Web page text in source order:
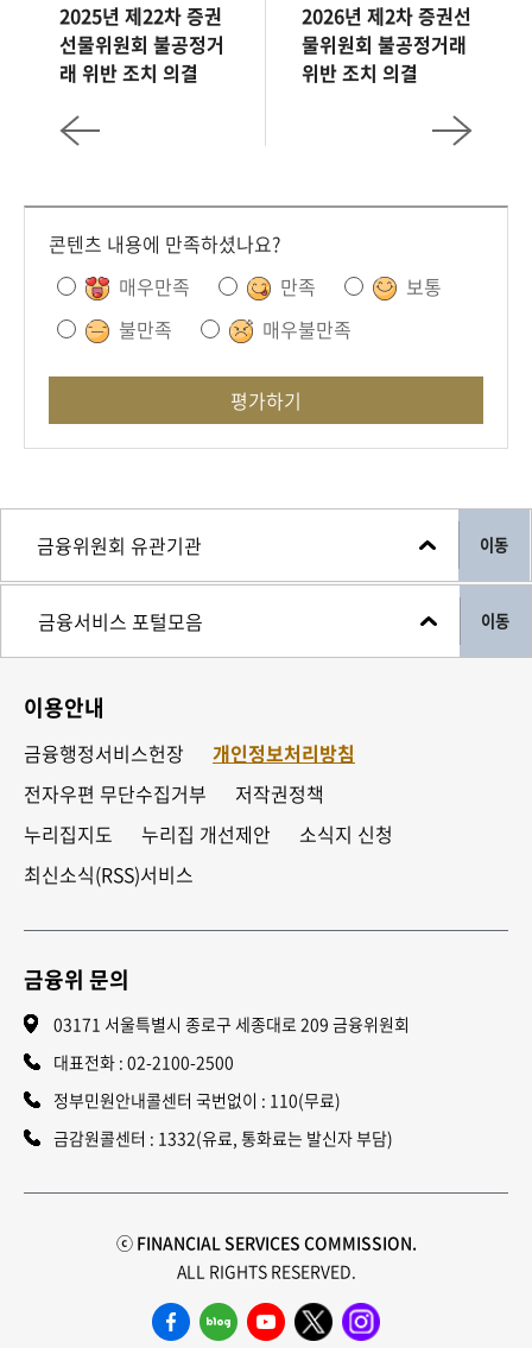
2025년 제22차 증권
선물위원회 불공정거
래 위반 조치 의결
2026년 제2차 증권선
물위원회 불공정거래
위반 조치 의결
콘텐츠 내용에 만족하셨나요?
매우만족
만족
보통
불만족
매우불만족
평가하기
이동
이동
이용안내
금융행정서비스헌장
개인정보처리방침
전자우편 무단수집거부
저작권정책
누리집지도
누리집 개선제안
소식지 신청
최신소식(RSS)서비스
금융위 문의
03171 서울특별시 종로구 세종대로 209 금융위원회
대표전화 : 02-2100-2500
정부민원안내콜센터 국번없이 : 110(무료)
금감원콜센터 : 1332(유료, 통화료는 발신자 부담)
ⓒ FINANCIAL SERVICES COMMISSION.
ALL RIGHTS RESERVED.